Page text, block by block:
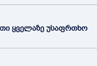
ყველაზე უსაფრთხო